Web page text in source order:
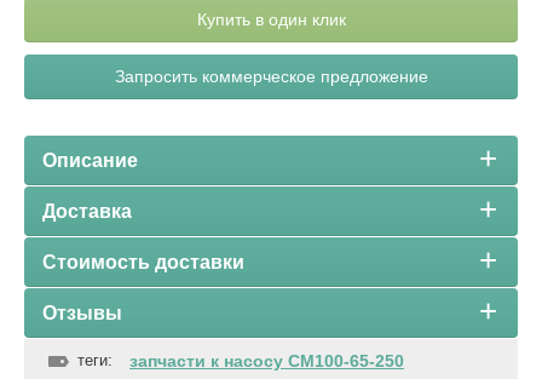
Купить в один клик
Запросить коммерческое предложение
Описание
Доставка
Стоимость доставки
Отзывы
теги: запчасти к насосу СМ100-65-250